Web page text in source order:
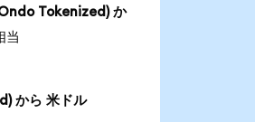
Tokenized) か
当
から 米ドル